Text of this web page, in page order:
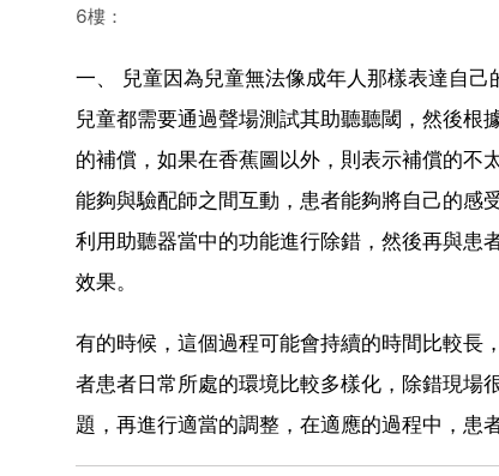
6樓：
一、 兒童因為兒童無法像成年人那樣表達自
兒童都需要通過聲場測試其助聽聽閾，然後根
的補償，如果在香蕉圖以外，則表示補償的不
能夠與驗配師之間互動，患者能夠將自己的感
利用助聽器當中的功能進行除錯，然後再與患
效果。
有的時候，這個過程可能會持續的時間比較長
者患者日常所處的環境比較多樣化，除錯現場
題，再進行適當的調整，在適應的過程中，患